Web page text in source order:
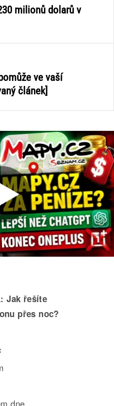
milionů dolarů v
ve vaší
článek]
Jak řešíte
přes noc?
dne